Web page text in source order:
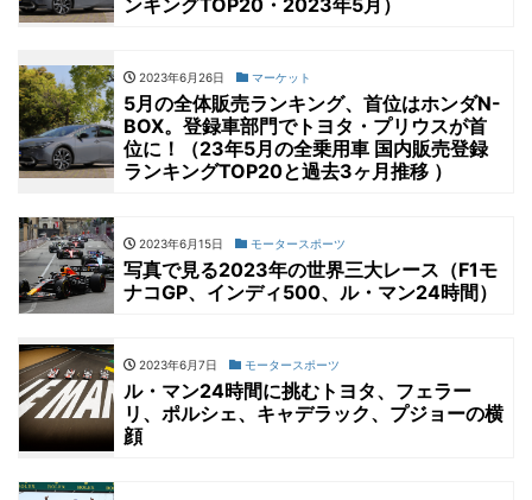
2023年6月26日 マーケット
5月の全体販売ランキング、首位はホンダN-
BOX。登録車部門でトヨタ・プリウスが首
位に！（23年5月の全乗用車 国内販売登録
ランキングTOP20と過去3ヶ月推移 ）
2023年6月15日 モータースポーツ
写真で見る2023年の世界三大レース（F1モ
ナコGP、インディ500、ル・マン24時間）
2023年6月7日 モータースポーツ
ル・マン24時間に挑むトヨタ、フェラー
リ、ポルシェ、キャデラック、プジョーの横
顔